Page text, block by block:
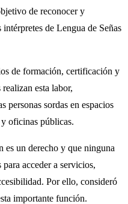
de reconocer y
de Lengua de Señas
de formación, certificación y
esta labor,
personas sordas en espacios
oficinas públicas.
es un derecho y que ninguna
acceder a servicios,
Por ello, consideró
importante función.